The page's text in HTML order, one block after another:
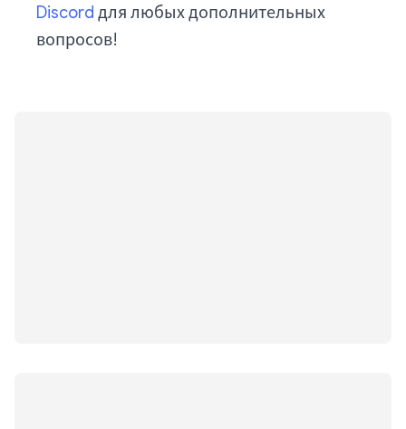
Discord для любых дополнительных
вопросов!